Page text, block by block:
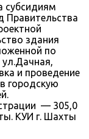
субсидиям
Правительства
здания
по
ул.Дачная,
и проведение
городскую
— 305,0
КУИ г. Шахты